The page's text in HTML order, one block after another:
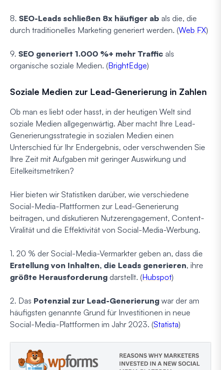
8. SEO-Leads schließen 8x häufiger ab als die, die
durch traditionelles Marketing generiert werden. (Web FX)
9. SEO generiert 1.000 %+ mehr Traffic als
organische soziale Medien. (BrightEdge)
Soziale Medien zur Lead-Generierung in Zahlen
Ob man es liebt oder hasst, in der heutigen Welt sind
soziale Medien allgegenwärtig. Aber macht Ihre Lead-
Generierungsstrategie in sozialen Medien einen
Unterschied für Ihr Endergebnis, oder verschwenden Sie
Ihre Zeit mit Aufgaben mit geringer Auswirkung und
Eitelkeitsmetriken?
Hier bieten wir Statistiken darüber, wie verschiedene
Social-Media-Plattformen zur Lead-Generierung
beitragen, und diskutieren Nutzerengagement, Content-
Viralität und die Effektivität von Social-Media-Werbung.
1. 20 % der Social-Media-Vermarkter geben an, dass die
Erstellung von Inhalten, die Leads generieren, ihre
größte Herausforderung darstellt. (Hubspot)
2. Das Potenzial zur Lead-Generierung war der am
häufigsten genannte Grund für Investitionen in neue
Social-Media-Plattformen im Jahr 2023. (Statista)